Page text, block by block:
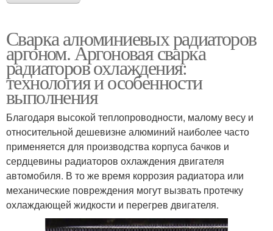
Сварка алюминиевых радиаторов
аргоном. Аргоновая сварка
радиаторов охлаждения:
технология и особенности
выполнения
Благодаря высокой теплопроводности, малому весу и
относительной дешевизне алюминий наиболее часто
применяется для производства корпуса бачков и
сердцевины радиаторов охлаждения двигателя
автомобиля. В то же время коррозия радиатора или
механические повреждения могут вызвать протечку
охлаждающей жидкости и перегрев двигателя.